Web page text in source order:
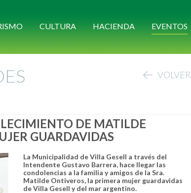
CULTURA HACIENDA EVENTOS
VOLVER
DE MATILDE
GUARDAVIDAS
La Municipalidad de Villa Gesell a través del
Intendente Gustavo Barrera, hace llegar las
condolencias a la familia y amigos de la Sra.
Matilde Ontiveros, la primera mujer guardavidas
de Villa Gesell y del mar argentino.